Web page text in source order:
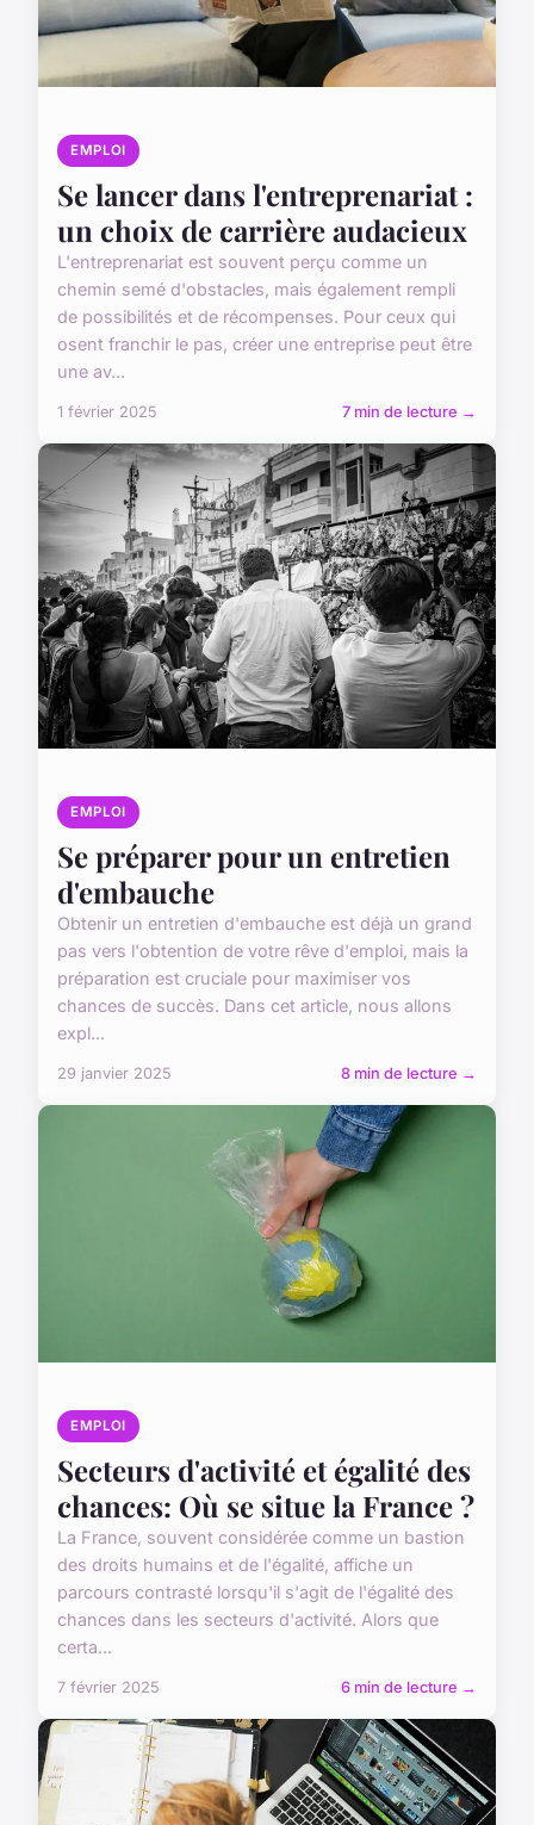
EMPLOI
Se lancer dans l'entreprenariat :
un choix de carrière audacieux
L'entreprenariat est souvent perçu comme un
chemin semé d'obstacles, mais également rempli
de possibilités et de récompenses. Pour ceux qui
osent franchir le pas, créer une entreprise peut être
une av...
1 février 2025 7 min de lecture →
EMPLOI
Se préparer pour un entretien
d'embauche
Obtenir un entretien d'embauche est déjà un grand
pas vers l'obtention de votre rêve d'emploi, mais la
préparation est cruciale pour maximiser vos
chances de succès. Dans cet article, nous allons
expl...
29 janvier 2025 8 min de lecture →
EMPLOI
Secteurs d'activité et égalité des
chances: Où se situe la France ?
La France, souvent considérée comme un bastion
des droits humains et de l'égalité, affiche un
parcours contrasté lorsqu'il s'agit de l'égalité des
chances dans les secteurs d'activité. Alors que
certa...
7 février 2025 6 min de lecture →